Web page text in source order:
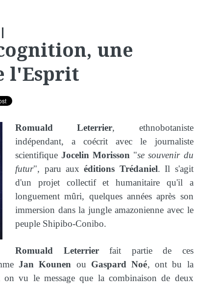
une
l'Esprit
Romuald Leterrier, ethnobotaniste
indépendant, a coécrit avec le journaliste
scientifique Jocelin Morisson "se souvenir du
futur", paru aux éditions Trédaniel. Il s'agit
d'un projet collectif et humanitaire qu'il a
longuement mûri, quelques années après son
immersion dans la jungle amazonienne avec le
peuple Shipibo-Conibo.
Romuald Leterrierfait partie de ces
Jan Kounen ou Gaspard Noé, ont bu la
on vu le message que la combinaison de deux